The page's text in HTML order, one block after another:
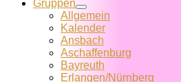
Gruppen
Allgemein
Kalender
Ansbach
Aschaffenburg
Bayreuth
Erlangen/Nürnberg